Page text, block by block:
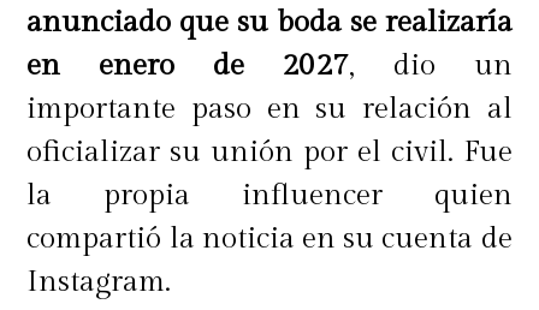
anunciado que su boda se realizaría
en enero de 2027, dio un
importante paso en su relación al
oficializar su unión por el civil. Fue
la propia influencer quien
compartió la noticia en su cuenta de
Instagram.